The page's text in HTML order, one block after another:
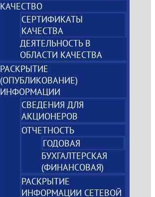
КАЧЕСТВО
СЕРТИФИКАТЫ
КАЧЕСТВА
ДЕЯТЕЛЬНОСТЬ В
ОБЛАСТИ КАЧЕСТВА
РАСКРЫТИЕ
(ОПУБЛИКОВАНИЕ)
ИНФОРМАЦИИ
СВЕДЕНИЯ ДЛЯ
АКЦИОНЕРОВ
ОТЧЕТНОСТЬ
ГОДОВАЯ
БУХГАЛТЕРСКАЯ
(ФИНАНСОВАЯ)
РАСКРЫТИЕ
ИНФОРМАЦИИ СЕТЕВОЙ